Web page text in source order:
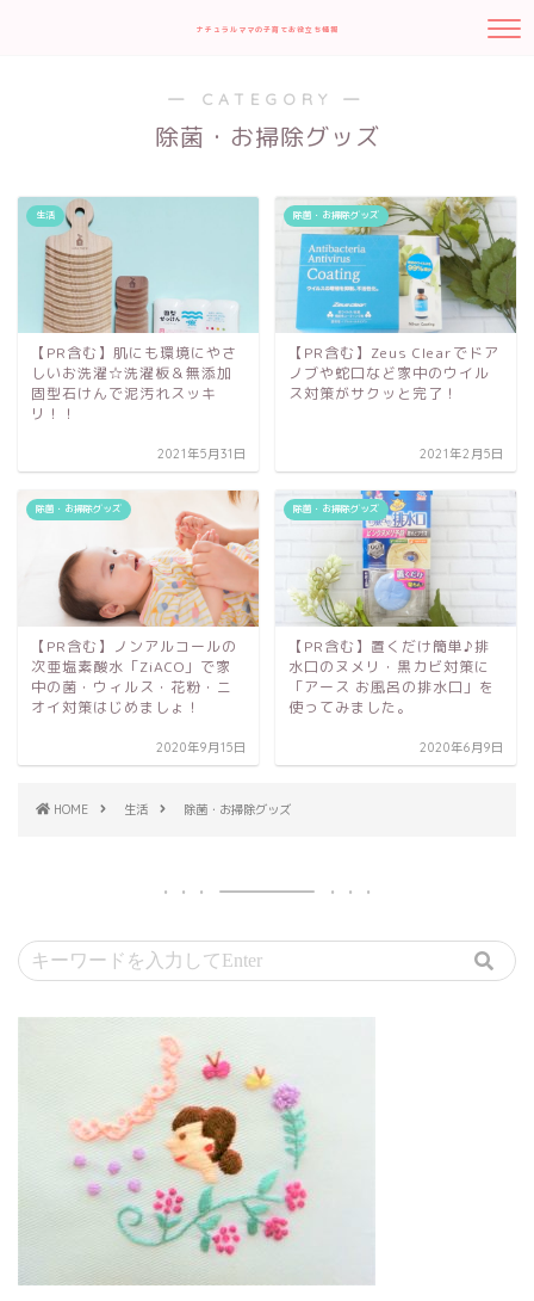
ナチュラルママの子育てお役立ち情報
― CATEGORY ―
除菌・お掃除グッズ
生活
【PR含む】肌にも環境にやさ
しいお洗濯☆洗濯板＆無添加
固型石けんで泥汚れスッキ
リ！！
2021年5月31日
除菌・お掃除グッズ
【PR含む】Zeus Clearでドア
ノブや蛇口など家中のウイル
ス対策がサクッと完了！
2021年2月5日
除菌・お掃除グッズ
【PR含む】ノンアルコールの
次亜塩素酸水「ZiACO」で家
中の菌・ウィルス・花粉・ニ
オイ対策はじめましょ！
2020年9月15日
除菌・お掃除グッズ
【PR含む】置くだけ簡単♪排
水口のヌメリ・黒カビ対策に
「アース お風呂の排水口」を
使ってみました。
2020年6月9日
HOME 生活 除菌・お掃除グッズ